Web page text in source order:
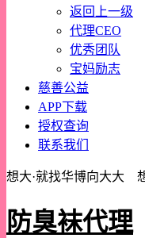
返回上一级
代理CEO
优秀团队
宝妈励志
慈善公益
APP下载
授权查询
联系我们
想大·就找华博向大大
防臭袜代理